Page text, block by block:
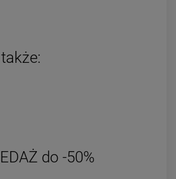
do -50%